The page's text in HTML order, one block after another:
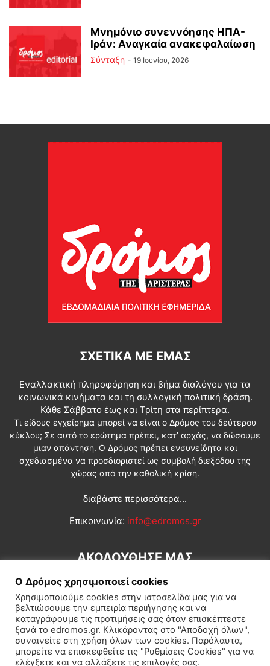
Μνημόνιο συνεννόησης ΗΠΑ-
Ιράν: Αναγκαία ανακεφαλαίωση
Σύνταξη - 19 Ιουνίου, 2026
ΣΧΕΤΙΚΆ ΜΕ ΕΜΆΣ
Εναλλακτική πληροφόρηση και βήμα διαλόγου για τα
κοινωνικά κινήματα και τη συλλογική πολιτική δράση.
Κάθε Σάββατο έως και Τρίτη στα περίπτερα.
Τι είδους εγχείρημα μπορεί να είναι ο Δρόμος του δεύτερου
κύκλου; Σε αυτό το ερώτημα πρέπει, κατ’ αρχάς, να δώσουμε
μιαν απάντηση. Ο Δρόμος πρέπει ενσυνείδητα και
σχεδιασμένα να προσδιοριστεί ως συμβολή διεξόδου της
χώρας από την καθολική κρίση.
διαβάστε περισσότερα...
Επικοινωνία: info@edromos.gr
ΑΚΟΛΟΥΘΗΣΕ ΜΑΣ
Εγγραφή συνδρομητή Πολιτική Διεθνή Κοινωνία
Ο Δρόμος χρησιμοποιεί cookies
Χρησιμοποιούμε cookies στην ιστοσελίδα μας για να
βελτιώσουμε την εμπειρία περιήγησης και να
καταγράφουμε τις προτιμήσεις σας όταν επισκέπτεστε
ξανά το edromos.gr. Κλικάροντας στο "Αποδοχή όλων",
συναινείτε στη χρήση όλων των cookies. Παρόλαυτα,
μπορείτε να επισκεφθείτε τις "Ρυθμίσεις Cookies" για να
ελέγξετε και να αλλάξετε τις επιλογές σας.